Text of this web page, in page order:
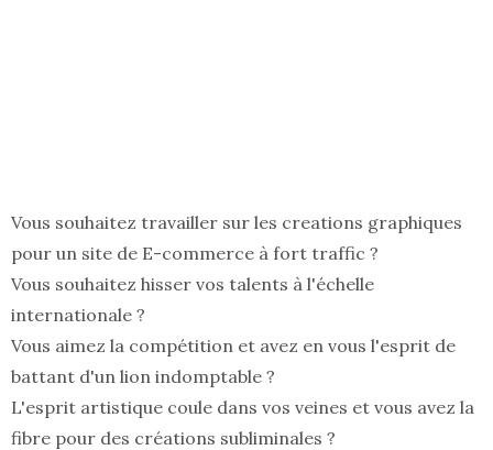
Vous souhaitez travailler sur les creations graphiques
pour un site de E-commerce à fort traffic ?
Vous souhaitez hisser vos talents à l'échelle
internationale ?
Vous aimez la compétition et avez en vous l'esprit de
battant d'un lion indomptable ?
L'esprit artistique coule dans vos veines et vous avez la
fibre pour des créations subliminales ?